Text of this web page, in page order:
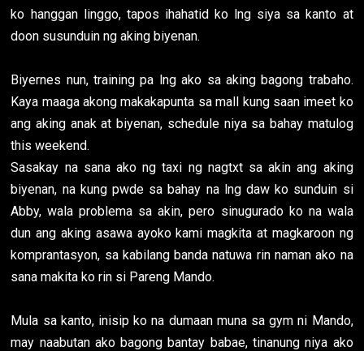
ko hanggan linggo, tapos ihahatid ko lng siya sa kanto at
doon susunduin ng aking biyenan.
Biyernes nun, training pa lng ako sa aking bagong trabaho.
Kaya maaga akong makakapunta sa mall kung saan imeet ko
ang aking anak at biyenan, schedule niya sa bahay matulog
this weekend.
Sasakay na sana ako ng taxi ng nagtxt sa akin ang aking
biyenan, na kung pwde sa bahay na lng daw ko sunduin si
Abby, wala problema sa akin, pero sinugurado ko na wala
dun ang aking asawa ayoko kami magkita at magkaroon ng
komprantasyon, sa kabilang banda natuwa rin naman ako na
sana makita ko rin si Pareng Mando.
Mula sa kanto, inisip ko na dumaan muna sa gym ni Mando,
may naabutan ako bagong bantay babae, tinanung niya ako